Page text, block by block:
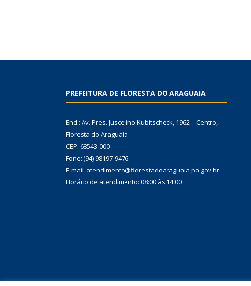
PREFEITURA DE FLORESTA DO ARAGUAIA
End.: Av. Pres. Juscelino Kubitscheck, 1962 – Centro,
Floresta do Araguaia
CEP: 68543-000
Fone: (94) 98197-9476
E-mail: atendimento@florestadoaraguaia.pa.gov.br
Horário de atendimento: 08:00 às 14:00